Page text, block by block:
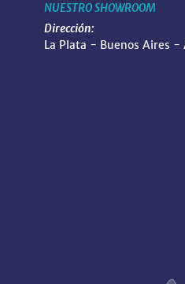
NUESTRO SHOWROOM
Dirección:
La Plata - Buenos Aires -